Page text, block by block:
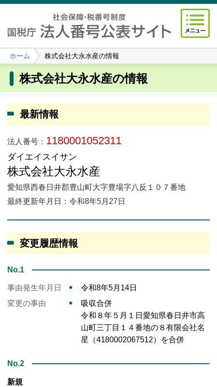
ホーム 株式会社大永水産の情報
株式会社大永水産の情報
最新情報
法人番号： 1180001052311
ダイエイスイサン
株式会社大永水産
愛知県西春日井郡豊山町大字豊場字八反１０７番地
最終更新年月日：令和8年5月27日
変更履歴情報
No.1
事由発生年月日
令和8年5月14日
変更の事由
吸収合併
令和８年５月１日愛知県春日井市高
山町三丁目１４番地の８有限会社名
星（4180002067512）を合併
No.2
新規